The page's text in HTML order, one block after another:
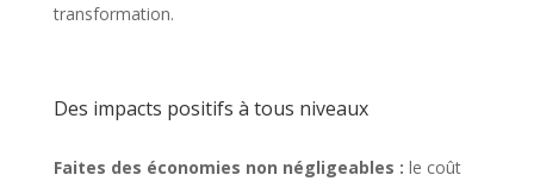
transformation.
Des impacts positifs à tous niveaux
Faites des économies non négligeables : le coût